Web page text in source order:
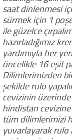
saat dinlenmesi
sürmek için 1
ile güzelce
hazırladığımız
yardımıyla her
öncelikle 16 eşit
Dilimlerimizden
şekilde rulo
cevizinin
hindistan cevizine
tüm dilimlerimizi
yuvarlayarak rulo